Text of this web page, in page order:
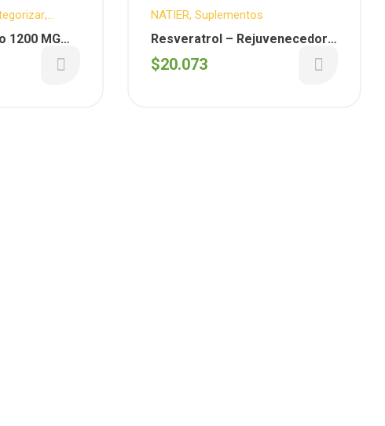
,
Destacados
1200 MG
NATIER, Suplementos
Resveratrol – Rejuvenecedor
Antioxidante Natural X 50 Caps.
( Natier )
$20.073